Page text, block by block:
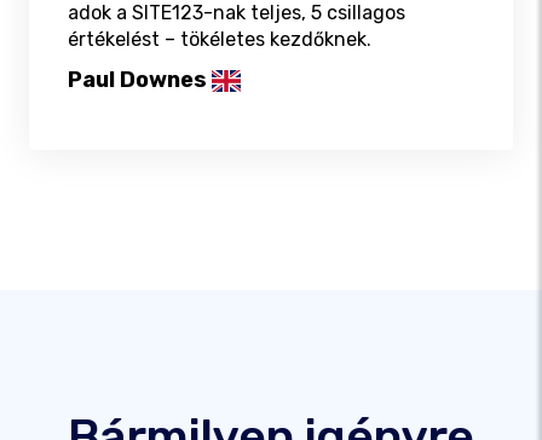
adok a SITE123-nak teljes, 5 csillagos
értékelést – tökéletes kezdőknek.
Paul Downes